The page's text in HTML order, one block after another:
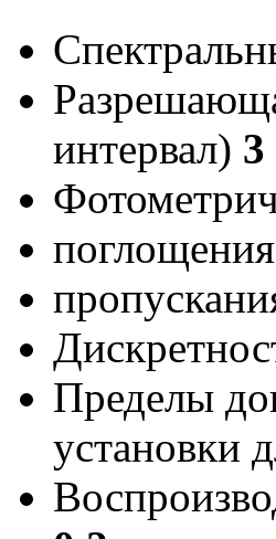
интервал)
поглощения
Пределы
установки